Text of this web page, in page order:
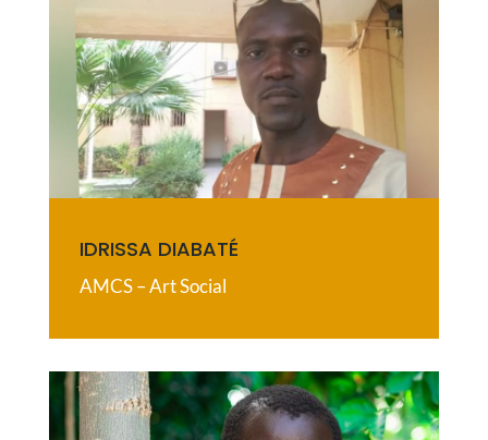
IDRISSA DIABATÉ
AMCS – Art Social